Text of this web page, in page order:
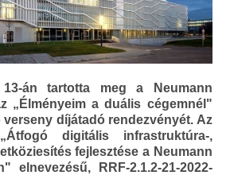
13-án tartotta meg a Neumann
„Élményeim a duális cégemnél"
díjátadó rendezvényét. Az
digitális infrastruktúra-,
fejlesztése a Neumann
elnevezésű, RRF-2.1.2-21-2022-